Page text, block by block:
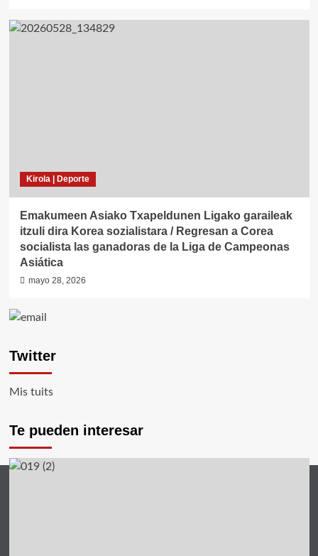
Kirola | Deporte
Emakumeen Asiako Txapeldunen Ligako garaileak
itzuli dira Korea sozialistara / Regresan a Corea
socialista las ganadoras de la Liga de Campeonas
Asiática
mayo 28, 2026
Twitter
Mis tuits
Te pueden interesar